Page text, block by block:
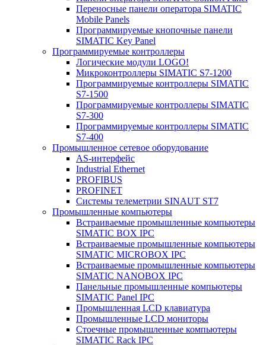
Переносные панели оператора SIMATIC
Mobile Panels
Программируемые кнопочные панели
SIMATIC Key Panel
Программируемые контроллеры
Логические модули LOGO!
Микроконтроллеры SIMATIC S7-1200
Программируемые контроллеры SIMATIC
S7-1500
Программируемые контроллеры SIMATIC
S7-300
Программируемые контроллеры SIMATIC
S7-400
Промышленное сетевое оборудование
AS-интерфейс
Industrial Ethernet
PROFIBUS
PROFINET
Системы телеметрии SINAUT ST7
Промышленные компьютеры
Встраиваемые промышленные компьютеры
SIMATIC BOX IPC
Встраиваемые промышленные компьютеры
SIMATIC MICROBOX IPC
Встраиваемые промышленные компьютеры
SIMATIC NANOBOX IPC
Панельные промышленные компьютеры
SIMATIC Panel IPC
Промышленная LCD клавиатура
Промышленные LCD мониторы
Стоечные промышленные компьютеры
SIMATIC Rack IPC